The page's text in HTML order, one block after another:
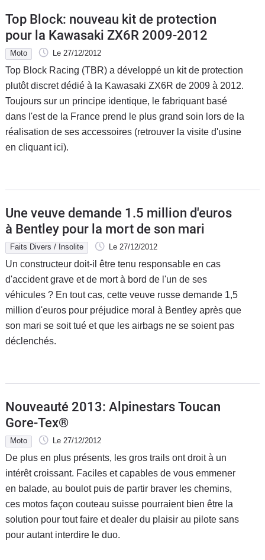
Top Block: nouveau kit de protection
pour la Kawasaki ZX6R 2009-2012
Moto Le 27/12/2012
Top Block Racing (TBR) a développé un kit de protection
plutôt discret dédié à la Kawasaki ZX6R de 2009 à 2012.
Toujours sur un principe identique, le fabriquant basé
dans l'est de la France prend le plus grand soin lors de la
réalisation de ses accessoires (retrouver la visite d'usine
en cliquant ici).
Une veuve demande 1.5 million d'euros
à Bentley pour la mort de son mari
Faits Divers / Insolite Le 27/12/2012
Un constructeur doit-il être tenu responsable en cas
d'accident grave et de mort à bord de l'un de ses
véhicules ? En tout cas, cette veuve russe demande 1,5
million d'euros pour préjudice moral à Bentley après que
son mari se soit tué et que les airbags ne se soient pas
déclenchés.
Nouveauté 2013: Alpinestars Toucan
Gore-Tex®
Moto Le 27/12/2012
De plus en plus présents, les gros trails ont droit à un
intérêt croissant. Faciles et capables de vous emmener
en balade, au boulot puis de partir braver les chemins,
ces motos façon couteau suisse pourraient bien être la
solution pour tout faire et dealer du plaisir au pilote sans
pour autant interdire le duo.